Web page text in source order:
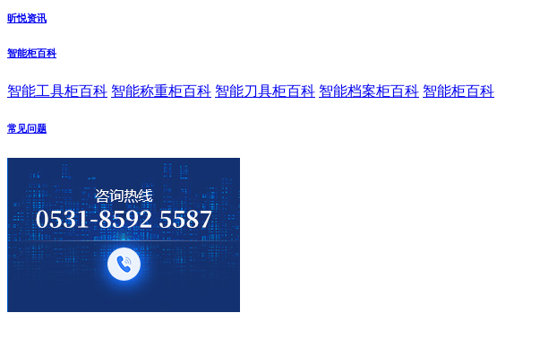
昕悦资讯
智能柜百科
智能工具柜百科 智能称重柜百科 智能刀具柜百科 智能档案柜百科 智能柜百科
常见问题